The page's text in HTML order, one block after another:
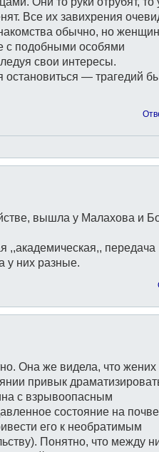
Все их завихрения
обычно, но
с подобными особями
свои интересы.
— трагедий
вышла у Малахова и
,,академическая,,
у них разные.
Она же видела, что жених
привык
с взрывоопасным
состояние на почве
его к необратимым
Понятно, что между